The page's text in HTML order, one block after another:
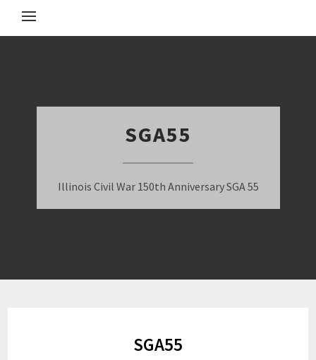
SGA55
Illinois Civil War 150th Anniversary SGA 55
SGA55